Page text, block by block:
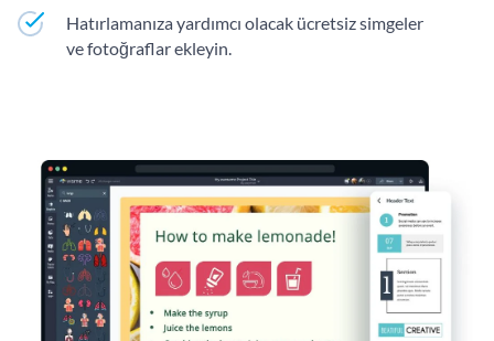
Hatırlamanıza yardımcı olacak ücretsiz simgeler
ve fotoğraflar ekleyin.